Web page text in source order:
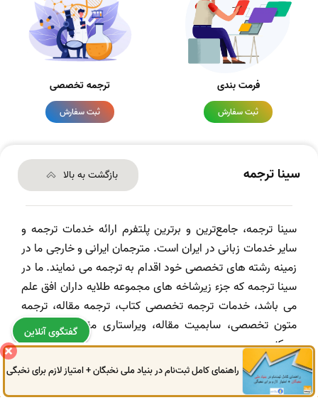
فرمت بندی
ثبت سفارش
ترجمه تخصصی
ثبت سفارش
سینا ترجمه بازگشت به بالا
سینا ترجمه، جامع‌ترین و برترین پلتفرم ارائه خدمات ترجمه و
سایر خدمات زبانی در ایران است. مترجمان ایرانی و خارجی ما در
زمینه رشته های تخصصی خود اقدام به ترجمه می نمایند. ما در
سینا ترجمه که جزء زیرشاخه های مجموعه طلایه داران افق علم
می باشد، خدمات ترجمه تخصصی کتاب، ترجمه مقاله، ترجمه
متون تخصصی، سابمیت مقاله، ویراستاری مقاله و ... ارائه
می‌کنیم.
04133250787
09149724522
راهنمای کامل ثبت‌نام در بنیاد ملی نخبگان + امتیاز لازم برای نخبگی
گفتگوی آنلاین